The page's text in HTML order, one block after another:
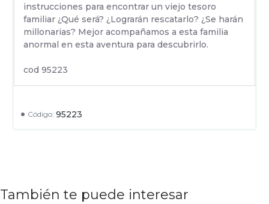
Código: 95223
instrucciones para encontrar un viejo tesoro
familiar ¿Qué será? ¿Lograrán rescatarlo? ¿Se harán
millonarias? Mejor acompañamos a esta familia
anormal en esta aventura para descubrirlo.
cod 95223
También te puede interesar